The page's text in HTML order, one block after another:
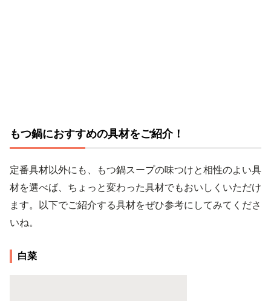
もつ鍋におすすめの具材をご紹介！
定番具材以外にも、もつ鍋スープの味つけと相性のよい具
材を選べば、ちょっと変わった具材でもおいしくいただけ
ます。以下でご紹介する具材をぜひ参考にしてみてくださ
いね。
白菜